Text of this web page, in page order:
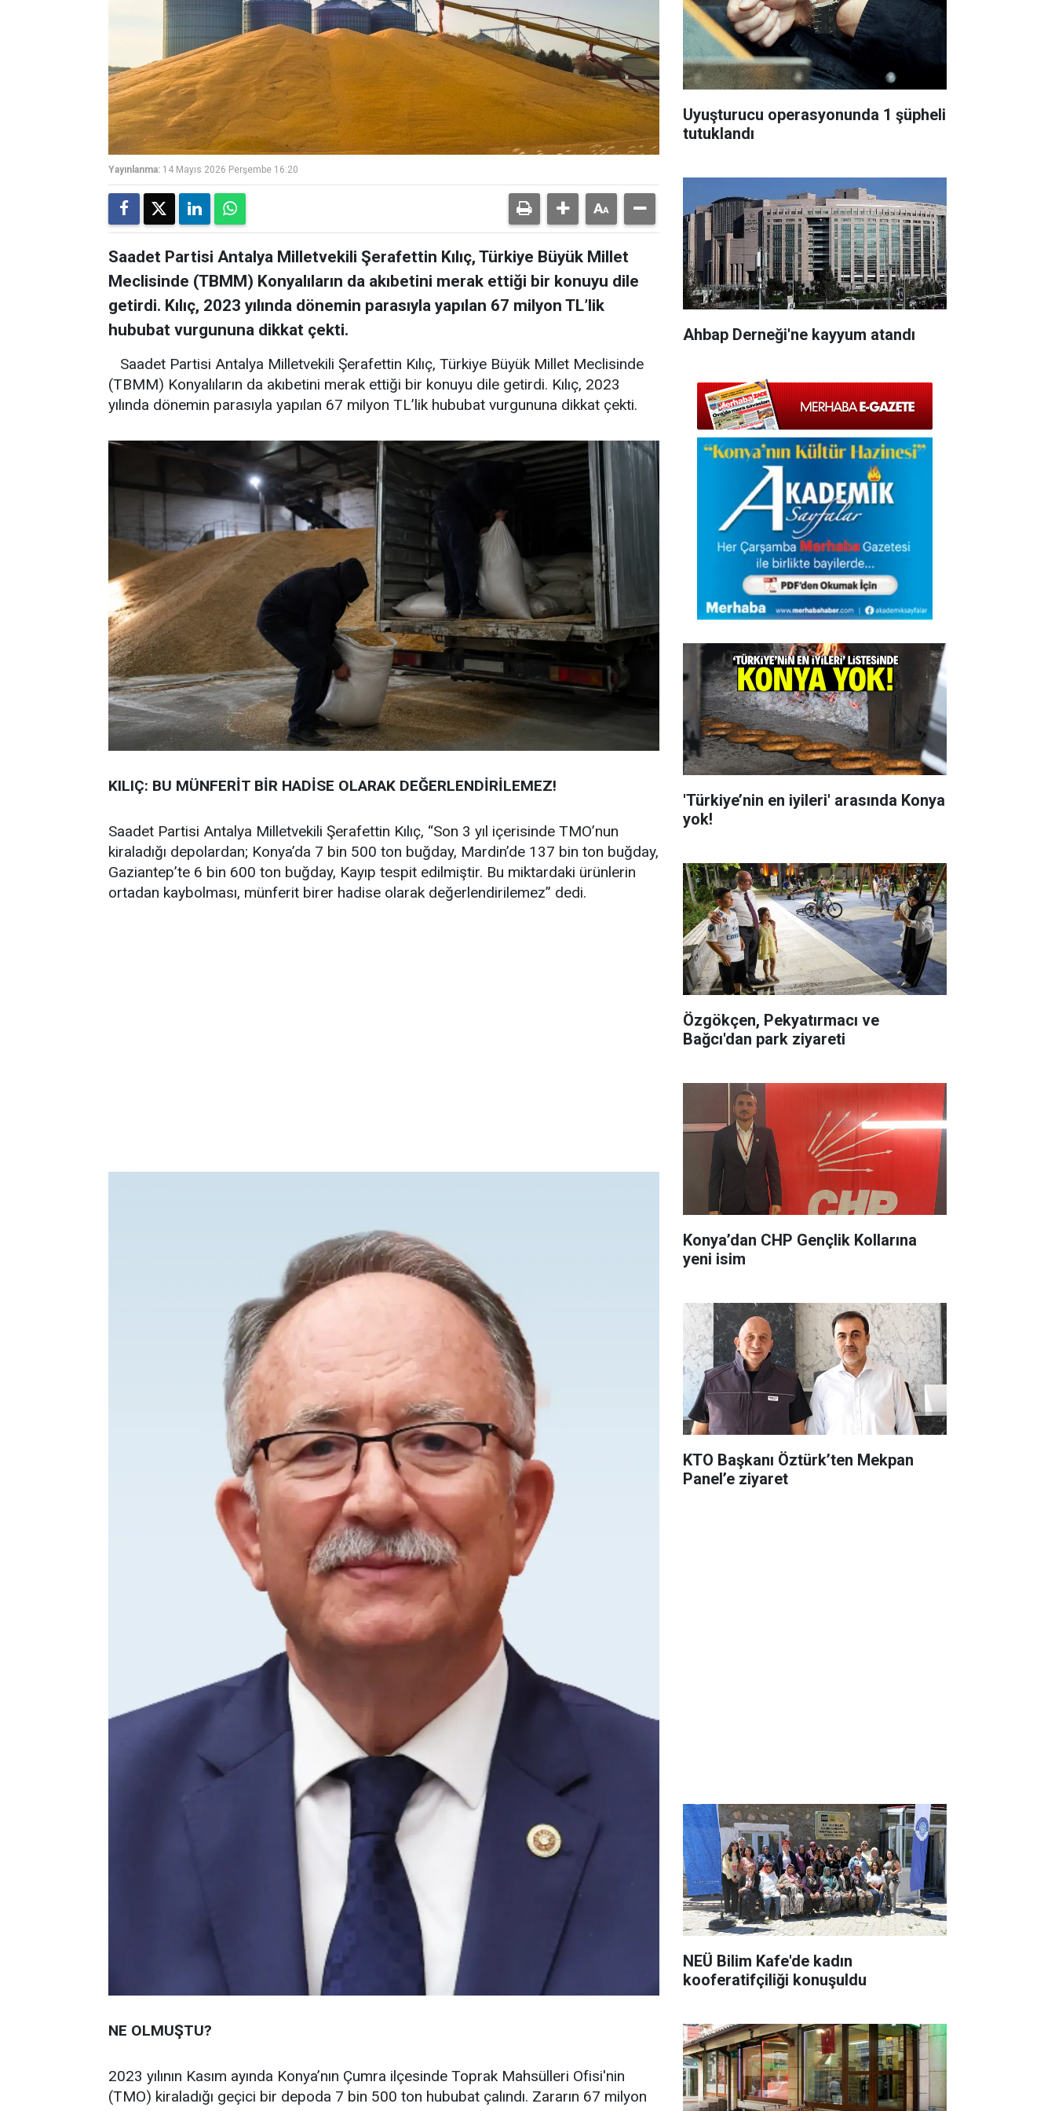
Yayınlanma: 14 Mayıs 2026 Perşembe 16:20
Saadet Partisi Antalya Milletvekili Şerafettin Kılıç, Türkiye Büyük Millet
Meclisinde (TBMM) Konyalıların da akıbetini merak ettiği bir konuyu dile
getirdi. Kılıç, 2023 yılında dönemin parasıyla yapılan 67 milyon TL’lik
hububat vurgununa dikkat çekti.
Saadet Partisi Antalya Milletvekili Şerafettin Kılıç, Türkiye Büyük Millet Meclisinde
(TBMM) Konyalıların da akıbetini merak ettiği bir konuyu dile getirdi. Kılıç, 2023
yılında dönemin parasıyla yapılan 67 milyon TL’lik hububat vurgununa dikkat çekti.
KILIÇ: BU MÜNFERİT BİR HADİSE OLARAK DEĞERLENDİRİLEMEZ!
Saadet Partisi Antalya Milletvekili Şerafettin Kılıç, “Son 3 yıl içerisinde TMO’nun
kiraladığı depolardan; Konya’da 7 bin 500 ton buğday, Mardin’de 137 bin ton buğday,
Gaziantep’te 6 bin 600 ton buğday, Kayıp tespit edilmiştir. Bu miktardaki ürünlerin
ortadan kaybolması, münferit birer hadise olarak değerlendirilemez” dedi.
NE OLMUŞTU?
2023 yılının Kasım ayında Konya’nın Çumra ilçesinde Toprak Mahsülleri Ofisi'nin
(TMO) kiraladığı geçici bir depoda 7 bin 500 ton hububat çalındı. Zararın 67 milyon
Uyuşturucu operasyonunda 1 şüpheli
tutuklandı
Ahbap Derneği'ne kayyum atandı
'Türkiye’nin en iyileri' arasında Konya
yok!
Özgökçen, Pekyatırmacı ve
Bağcı'dan park ziyareti
Konya’dan CHP Gençlik Kollarına
yeni isim
KTO Başkanı Öztürk’ten Mekpan
Panel’e ziyaret
NEÜ Bilim Kafe'de kadın
kooferatifçiliği konuşuldu